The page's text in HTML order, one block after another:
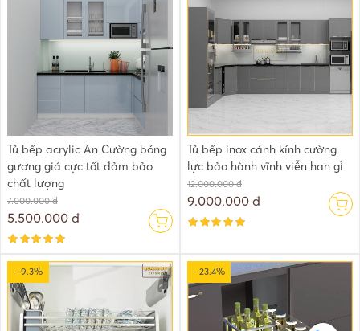
Tủ bếp acrylic An Cường bóng
gương giá cực tốt đảm bảo
chất lượng
7.000.000 đ
5.500.000 đ
Tủ bếp inox cánh kính cường
lực bảo hành vĩnh viễn han gỉ
12.000.000 đ
9.000.000 đ
- 9.3% - 23.4%